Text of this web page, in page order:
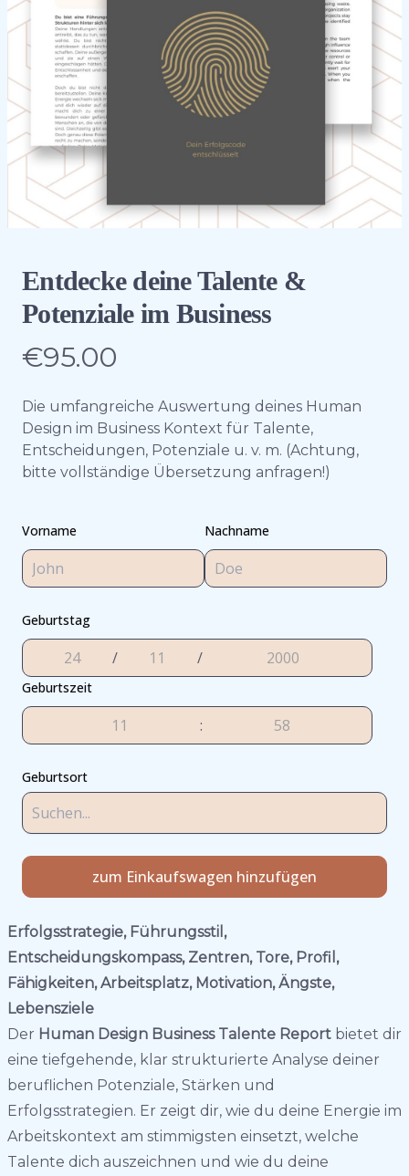
Entdecke deine Talente &
Potenziale im Business
Product information
€95.00
Description
Die umfangreiche Auswertung deines Human
Design im Business Kontext für Talente,
Entscheidungen, Potenziale u. v. m. (Achtung,
bitte vollständige Übersetzung anfragen!)
Vorname Nachname
Geburtstag
/ /
Geburtszeit
:
Geburtsort
zum Einkaufswagen hinzufügen
Erfolgsstrategie, Führungsstil,
Entscheidungskompass, Zentren, Tore, Profil,
Fähigkeiten, Arbeitsplatz, Motivation, Ängste,
Lebensziele
Der Human Design Business Talente Report bietet dir
eine tiefgehende, klar strukturierte Analyse deiner
beruflichen Potenziale, Stärken und
Erfolgsstrategien. Er zeigt dir, wie du deine Energie im
Arbeitskontext am stimmigsten einsetzt, welche
Talente dich auszeichnen und wie du deine